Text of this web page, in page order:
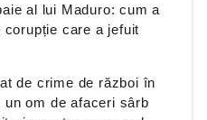
al lui Maduro: cum a
care a jefuit
de crime de război în
om de afaceri sârb